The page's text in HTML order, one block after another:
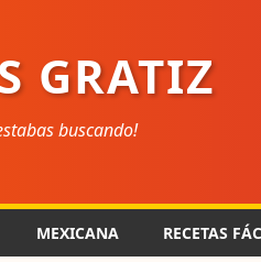
GRATIZ
buscando!
MEXICANA RECETAS